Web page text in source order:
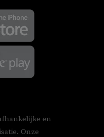
en
Onze